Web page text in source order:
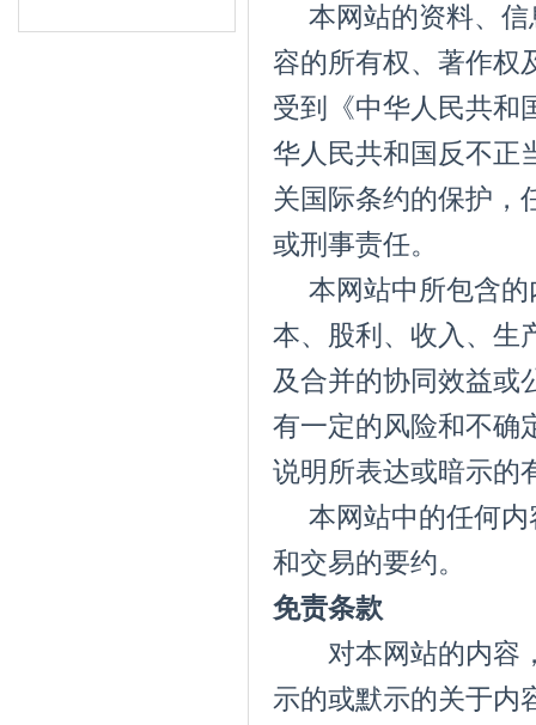
本网站的资料、信
容的所有权、著作权
受到《中华人民共和
华人民共和国反不正
关国际条约的保护，
或刑事责任。
本网站中所包含的
本、股利、收入、生
及合并的协同效益或
有一定的风险和不确
说明所表达或暗示的
本网站中的任何内
和交易的要约。
免责条款
对本网站的内容，
示的或默示的关于内